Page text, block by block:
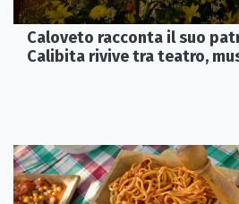
Caloveto racconta il suo
Calibita rivive tra teatro,